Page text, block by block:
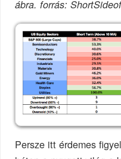
ábra. forrás:
Persze itt érdemes